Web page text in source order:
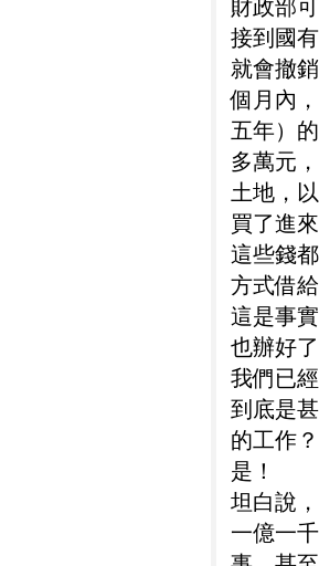
財政部
接到國
就會撤
個月內
五年）
多萬元
土地，
買了進
這些錢
方式借
這是事
也辦好
我們已
到底是
的工作
是！
坦白說
一億一